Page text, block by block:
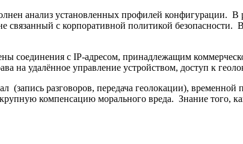
анализ установленных профилей конфигурации. В
с корпоративной политикой безопасности.
соединения с IP-адресом, принадлежащим
на удалённое управление устройством, доступ к
разговоров, передача геолокации), временной
компенсацию морального вреда. Знание того,